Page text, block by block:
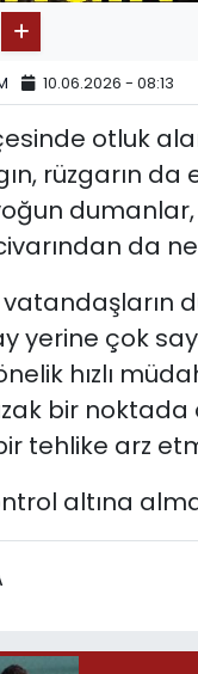
10.06.2026 - 08:13
otluk
rüzgarın
da
yerine çok
hızlı
bir noktada
tehlike arz
altına